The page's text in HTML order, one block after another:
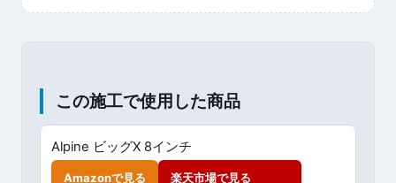
この施工で使用した商品
Alpine ビッグX 8インチ
Amazonで見る 楽天市場で見る